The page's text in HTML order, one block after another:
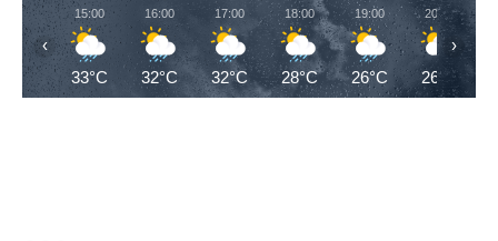
15:00
33°C
16:00
32°C
17:00
32°C
18:00
28°C
19:00
26°C
20:00
26°C
‹ ›